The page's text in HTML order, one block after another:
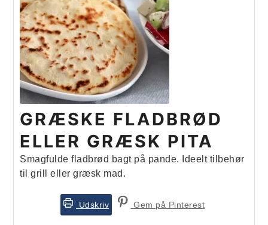
GRÆSKE FLADBRØD
ELLER GRÆSK PITA
Smagfulde fladbrød bagt på pande. Ideelt tilbehør
til grill eller græsk mad.
Udskriv Gem på Pinterest